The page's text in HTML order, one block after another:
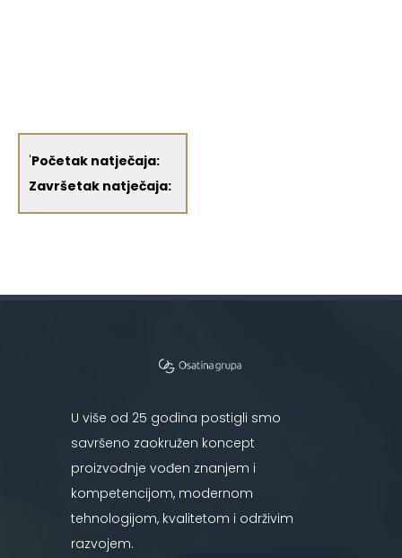
'Početak natječaja:
Završetak natječaja:
U više od 25 godina postigli smo
savršeno zaokružen koncept
proizvodnje vođen znanjem i
kompetencijom, modernom
tehnologijom, kvalitetom i održivim
razvojem.